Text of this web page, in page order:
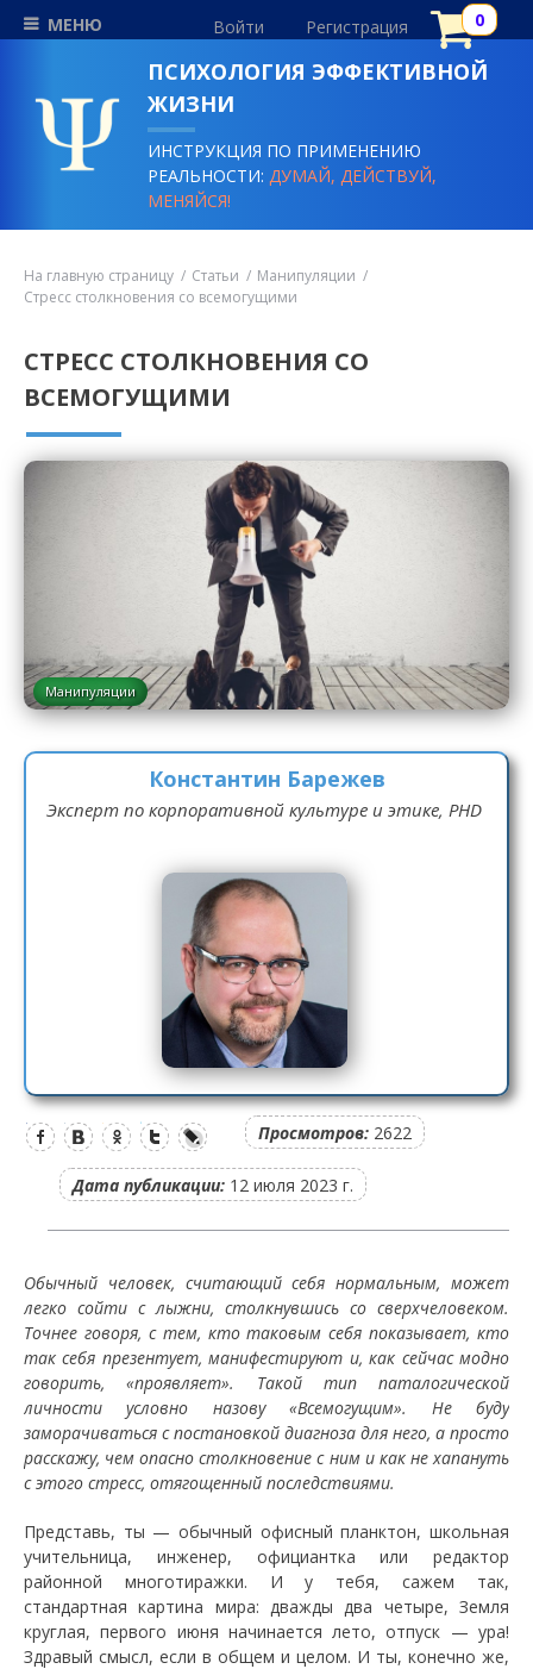
МЕНЮ Войти Регистрация
ПСИХОЛОГИЯ ЭФФЕКТИВНОЙ
ЖИЗНИ
ИНСТРУКЦИЯ ПО ПРИМЕНЕНИЮ
РЕАЛЬНОСТИ:ДУМАЙ, ДЕЙСТВУЙ,
МЕНЯЙСЯ!
На главную страницу Статьи
Манипуляции
Стресс столкновения со всемогущими
СТРЕСС СТОЛКНОВЕНИЯ СО
ВСЕМОГУЩИМИ
Манипуляции
Константин Барежев
Эксперт по корпоративной культуре и этике, PHD
Просмотров: 2622
Дата публикации: 12 июля 2023 г.
Обычный человек, считающий себя нормальным, может
легко сойти с лыжни, столкнувшись со сверхчеловеком.
Точнее говоря, с тем, кто таковым себя показывает, кто
так себя презентует, манифестируют и, как сейчас модно
говорить, «проявляет». Такой тип паталогической
личности условно назову «Всемогущим». Не буду
заморачиваться с постановкой диагноза для него, а просто
расскажу, чем опасно столкновение с ним и как не хапануть
с этого стресс, отягощенный последствиями.
Представь, ты — обычный офисный планктон, школьная
учительница, инженер, официантка или редактор
районной многотиражки. И у тебя, сажем так,
стандартная картина мира: дважды два четыре, Земля
круглая, первого июня начинается лето, отпуск — ура!
Здравый смысл, если в общем и целом. И ты, конечно же,